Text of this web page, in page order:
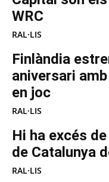
WRC
RAL·LIS
Finlàndia
aniversari
en joc
RAL·LIS
Hi ha excés
de Catalunya
RAL·LIS